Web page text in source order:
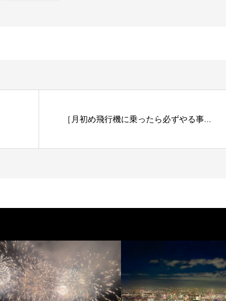
［月初め飛行機に乗ったら必ずやる事...